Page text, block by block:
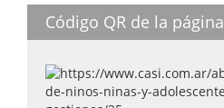
Código QR de la página